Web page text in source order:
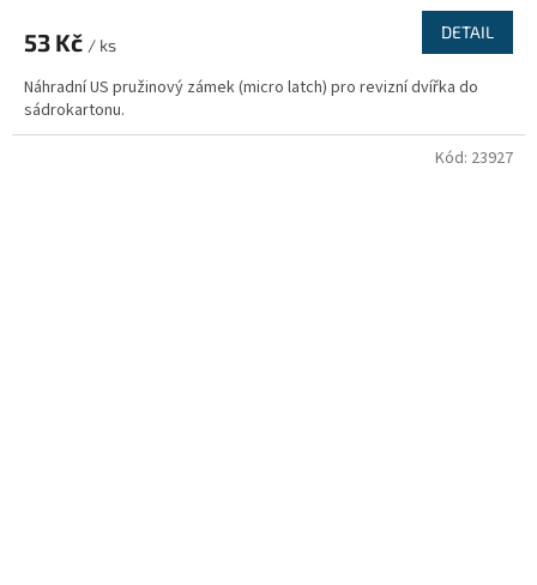
53 Kč / ks
DETAIL
Náhradní US pružinový zámek (micro latch) pro revizní dvířka do
sádrokartonu.
Kód: 23927